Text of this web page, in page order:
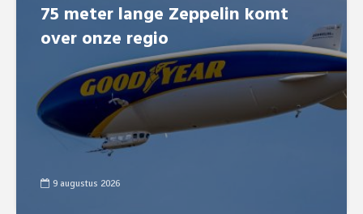
75 meter lange Zeppelin komt
over onze regio
9 augustus 2026